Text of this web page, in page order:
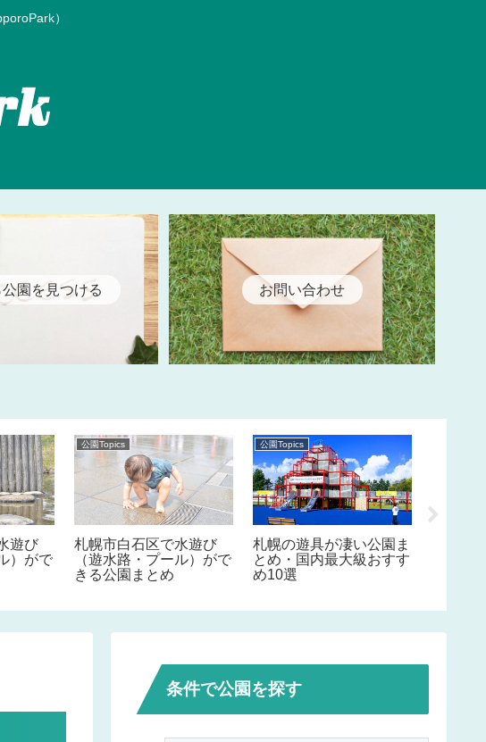
）
園を見つける お問い合わせ
遊び
）がで
公園Topics
札幌市白石区で水遊び
（遊水路・プール）がで
きる公園まとめ
公園Topics
札幌の遊具が凄い公園ま
とめ・国内最大級おすす
め10選
条件で公園を探す